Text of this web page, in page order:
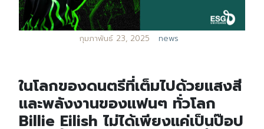
กุมภาพันธ์ 23, 2025 news
ในโลกของดนตรีที่เต็มไปด้วยแสงสี
และพลังงานของแฟนๆ ทั่วโลก
Billie Eilish ไม่ได้เพียงแค่เป็นป๊อป